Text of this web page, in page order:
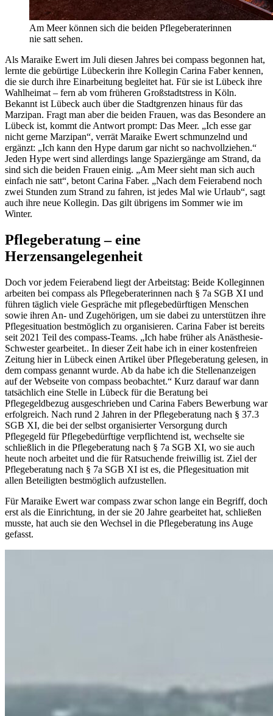
Am Meer können sich die beiden Pflegeberaterinnen
nie satt sehen.
Als Maraike Ewert im Juli diesen Jahres bei compass begonnen hat,
lernte die gebürtige Lübeckerin ihre Kollegin Carina Faber kennen,
die sie durch ihre Einarbeitung begleitet hat. Für sie ist Lübeck ihre
Wahlheimat – fern ab vom früheren Großstadtstress in Köln.
Bekannt ist Lübeck auch über die Stadtgrenzen hinaus für das
Marzipan. Fragt man aber die beiden Frauen, was das Besondere an
Lübeck ist, kommt die Antwort prompt: Das Meer. „Ich esse gar
nicht gerne Marzipan“, verrät Maraike Ewert schmunzelnd und
ergänzt: „Ich kann den Hype darum gar nicht so nachvollziehen.“
Jeden Hype wert sind allerdings lange Spaziergänge am Strand, da
sind sich die beiden Frauen einig. „Am Meer sieht man sich auch
einfach nie satt“, betont Carina Faber. „Nach dem Feierabend noch
zwei Stunden zum Strand zu fahren, ist jedes Mal wie Urlaub“, sagt
auch ihre neue Kollegin. Das gilt übrigens im Sommer wie im
Winter.
Pflegeberatung – eine
Herzensangelegenheit
Doch vor jedem Feierabend liegt der Arbeitstag: Beide Kolleginnen
arbeiten bei compass als Pflegeberaterinnen nach § 7a SGB XI und
führen täglich viele Gespräche mit pflegebedürftigen Menschen
sowie ihren An- und Zugehörigen, um sie dabei zu unterstützen ihre
Pflegesituation bestmöglich zu organisieren. Carina Faber ist bereits
seit 2021 Teil des compass-Teams. „Ich habe früher als Anästhesie-
Schwester gearbeitet.. In dieser Zeit habe ich in einer kostenfreien
Zeitung hier in Lübeck einen Artikel über Pflegeberatung gelesen, in
dem compass genannt wurde. Ab da habe ich die Stellenanzeigen
auf der Webseite von compass beobachtet.“ Kurz darauf war dann
tatsächlich eine Stelle in Lübeck für die Beratung bei
Pflegegeldbezug ausgeschrieben und Carina Fabers Bewerbung war
erfolgreich. Nach rund 2 Jahren in der Pflegeberatung nach § 37.3
SGB XI, die bei der selbst organisierter Versorgung durch
Pflegegeld für Pflegebedürftige verpflichtend ist, wechselte sie
schließlich in die Pflegeberatung nach § 7a SGB XI, wo sie auch
heute noch arbeitet und die für Ratsuchende freiwillig ist. Ziel der
Pflegeberatung nach § 7a SGB XI ist es, die Pflegesituation mit
allen Beteiligten bestmöglich aufzustellen.
Für Maraike Ewert war compass zwar schon lange ein Begriff, doch
erst als die Einrichtung, in der sie 20 Jahre gearbeitet hat, schließen
musste, hat auch sie den Wechsel in die Pflegeberatung ins Auge
gefasst.